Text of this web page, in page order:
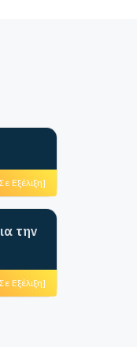
Εξέλιξη]
την
Εξέλιξη]